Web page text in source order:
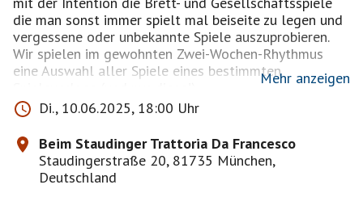
die man sonst immer spielt mal beiseite zu legen und
vergessene oder unbekannte Spiele auszuprobieren.
Wir spielen im gewohnten Zwei-Wochen-Rhythmus
eine Auswahl aller Spiele eines bestimmten
Wir machen weiter mit den Spielen vom Heidelberger
Spieleverlag bzw. inzwischen HeidelBÄR Games.
Spielregeln werden bei Bedarf erklärt, wiederholt
oder gemeinsam durchgegangen. Wenn ihr eigene
Mehr anzeigen
Di., 10.06.2025, 18:00 Uhr
Beim Staudinger Trattoria Da Francesco
Staudingerstraße 20, 81735 München,
Deutschland